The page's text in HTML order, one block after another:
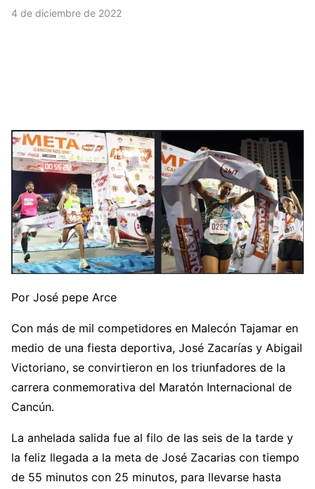
4 de diciembre de 2022
Por José pepe Arce
Con más de mil competidores en Malecón Tajamar en
medio de una fiesta deportiva, José Zacarías y Abigail
Victoriano, se convirtieron en los triunfadores de la
carrera conmemorativa del Maratón Internacional de
Cancún.
La anhelada salida fue al filo de las seis de la tarde y
la feliz llegada a la meta de José Zacarias con tiempo
de 55 minutos con 25 minutos, para llevarse hasta